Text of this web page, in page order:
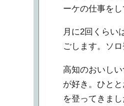
ーケの仕事をし
月に2回くらい
ごします。ソロ
高知のおいし
が好き。ひと
を登ってきま